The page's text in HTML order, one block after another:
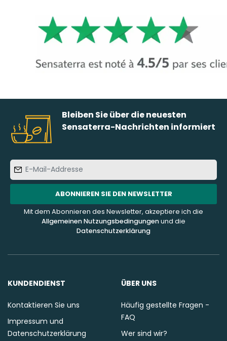
Bleiben Sie über die neuesten
Sensaterra-Nachrichten informiert
Mail-
Addresse
ABONNIEREN SIE DEN NEWSLETTER
Mit dem Abonnieren des Newsletter, akzeptiere ich die
Allgemeinen Nutzungsbedingungenund die
Datenschutzerklärung
KUNDENDIENST
Kontaktieren Sie uns
Impressum und
Datenschutzerklärung
ÜBER UNS
Häufig gestellte Fragen -
FAQ
Wer sind wir?